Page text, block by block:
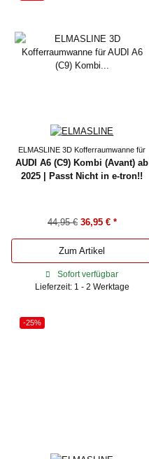
ELMASLINE 3D Kofferraumwanne für
AUDI A6 (C9) Kombi (Avant) ab
2025 | Passt Nicht in e-tron!!
44,95 € 36,95 € *
Zum Artikel
Sofort verfügbar
Lieferzeit: 1 - 2 Werktage
-25%